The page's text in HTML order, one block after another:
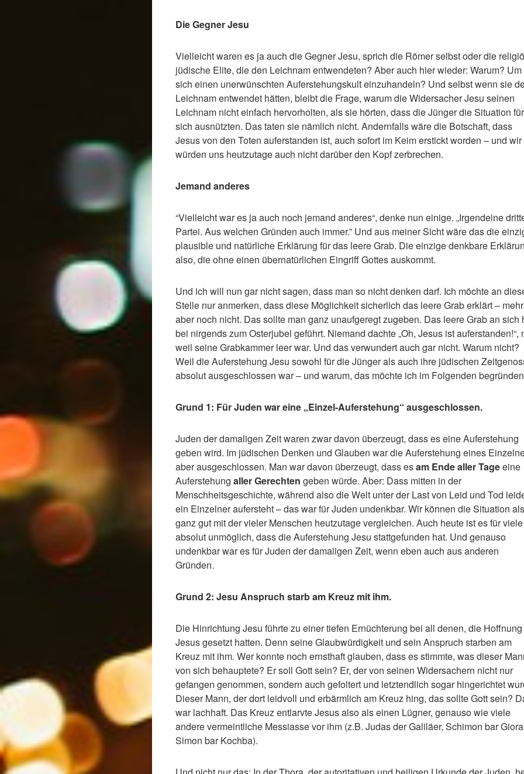
Die Gegner Jesu
Vielleicht waren es ja auch die Gegner Jesu, sprich die Römer selbst oder die
jüdische Elite, die den Leichnam entwendeten? Aber auch hier wieder: Warum? Um
sich einen unerwünschten Auferstehungskult einzuhandeln? Und selbst wenn sie
Leichnam entwendet hätten, bleibt die Frage, warum die Widersacher Jesu seinen
Leichnam nicht einfach hervorholten, als sie hörten, dass die Jünger die Situation für
sich ausnützten. Das taten sie nämlich nicht. Andernfalls wäre die Botschaft, dass
Jesus von den Toten auferstanden ist, auch sofort im Keim erstickt worden – und wir
würden uns heutzutage auch nicht darüber den Kopf zerbrechen.
Jemand anderes
“Vielleicht war es ja auch noch jemand anderes“, denke nun einige. „Irgendeine
Partei. Aus welchen Gründen auch immer.” Und aus meiner Sicht wäre das die
plausible und natürliche Erklärung für das leere Grab. Die einzige denkbare
also, die ohne einen übernatürlichen Eingriff Gottes auskommt.
Und ich will nun gar nicht sagen, dass man so nicht denken darf. Ich möchte an
Stelle nur anmerken, dass diese Möglichkeit sicherlich das leere Grab erklärt – mehr
aber noch nicht. Das sollte man ganz unaufgeregt zugeben. Das leere Grab an sich
bei nirgends zum Osterjubel geführt. Niemand dachte „Oh, Jesus ist auferstanden!“,
weil seine Grabkammer leer war. Und das verwundert auch gar nicht. Warum nicht?
Weil die Auferstehung Jesu sowohl für die Jünger als auch ihre jüdischen
absolut ausgeschlossen war – und warum, das möchte ich im Folgenden
Grund 1: Für Juden war eine „Einzel-Auferstehung“ ausgeschlossen.
Juden der damaligen Zeit waren zwar davon überzeugt, dass es eine Auferstehung
geben wird. Im jüdischen Denken und Glauben war die Auferstehung eines
aber ausgeschlossen. Man war davon überzeugt, dass esam Ende aller Tageeine
Auferstehung aller Gerechten geben würde. Aber: Dass mitten in der
Menschheitsgeschichte, während also die Welt unter der Last von Leid und Tod
ein Einzelner aufersteht – das war für Juden undenkbar. Wir können die Situation als
ganz gut mit der vieler Menschen heutzutage vergleichen. Auch heute ist es für viele
absolut unmöglich, dass die Auferstehung Jesu stattgefunden hat. Und genauso
undenkbar war es für Juden der damaligen Zeit, wenn eben auch aus anderen
Gründen.
Grund 2: Jesu Anspruch starb am Kreuz mit ihm.
Die Hinrichtung Jesu führte zu einer tiefen Ernüchterung bei all denen, die
Jesus gesetzt hatten. Denn seine Glaubwürdigkeit und sein Anspruch starben am
Kreuz mit ihm. Wer konnte noch ernsthaft glauben, dass es stimmte, was dieser
von sich behauptete? Er soll Gott sein? Er, der von seinen Widersachern nicht nur
gefangen genommen, sondern auch gefoltert und letztendlich sogar hingerichtet
Dieser Mann, der dort leidvoll und erbärmlich am Kreuz hing, das sollte Gott sein?
war lachhaft. Das Kreuz entlarvte Jesus also als einen Lügner, genauso wie viele
andere vermeintliche Messiasse vor ihm (z.B. Judas der Galiläer, Schimon bar
Simon bar Kochba).